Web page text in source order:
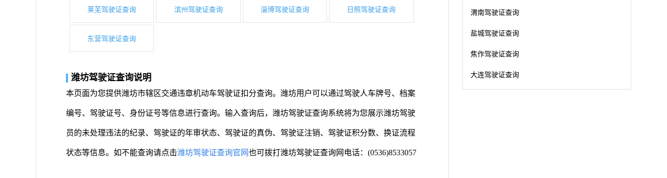
莱芜驾驶证查询 滨州驾驶证查询 淄博驾驶证查询 日照驾驶证查询
东营驾驶证查询
潍坊驾驶证查询说明
本页面为您提供潍坊市辖区交通违章机动车驾驶证扣分查询。潍坊用户可以通过驾驶人车牌号、档案
编号、驾驶证号、身份证号等信息进行查询。输入查询后，潍坊驾驶证查询系统将为您展示潍坊驾驶
员的未处理违法的纪录、驾驶证的年审状态、驾驶证的真伪、驾驶证注销、驾驶证积分数、换证流程
状态等信息。如不能查询请点击潍坊驾驶证查询官网也可拨打潍坊驾驶证查询网电话：(0536)8533057
渭南驾驶证查询
盐城驾驶证查询
焦作驾驶证查询
大连驾驶证查询